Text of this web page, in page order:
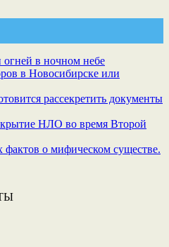
в ночном небе
в Новосибирске или
рассекретить документы
НЛО во время Второй
фактов о мифическом существе.